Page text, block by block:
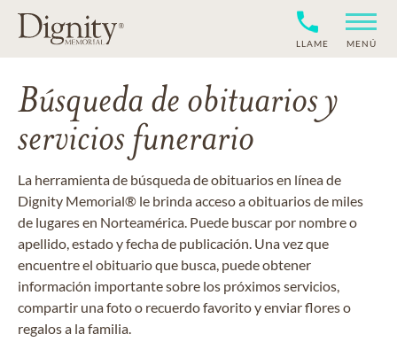
LLAME MENÚ
Búsqueda de obituarios y
servicios funerario
La herramienta de búsqueda de obituarios en línea de
Dignity Memorial® le brinda acceso a obituarios de miles
de lugares en Norteamérica. Puede buscar por nombre o
apellido, estado y fecha de publicación. Una vez que
encuentre el obituario que busca, puede obtener
información importante sobre los próximos servicios,
compartir una foto o recuerdo favorito y enviar flores o
regalos a la familia.